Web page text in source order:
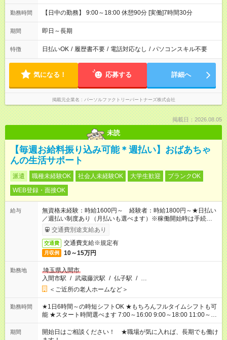
勤務時間 【日中の勤務】 9:00～18:00 休憩90分 [実働]7時間30分
期間 即日～長期
特徴 日払いOK / 履歴書不要 / 電話対応なし / パソコンスキル不要
気になる！ 応募する 詳細へ
掲載元企業名 パーソルファクトリーパートナーズ株式会社
掲載日：2026.08.05
未読
【毎週お給料振り込み可能＊週払い】おばあちゃ
んの生活サポート
派遣 職種未経験OK 社会人未経験OK 大学生歓迎
ブランクOK
WEB登録・面接OK
給与
無資格未経験：時給1600円～ 経験者：時給1800円～★日払い
／週払い制度あり（月払いも選べます）※稼働開始時は手続き完
了次第のお支払いとなります。
交通費別途支給あり
交通費 交通費支給※規定有
月収例 10～15万円
勤務地
埼玉県入間市
入間市駅 / 武蔵藤沢駅 / 仏子駅 / …
＜ご近所の老人ホームなど＞
勤務時間
★1日6時間～の時短シフトOK ★もちろんフルタイムシフトも可
能 ★スタート時間選べます 7:00～16:00 9:00～18:00 11:00～
20:00 など残業なし！ ※Wワークの場合、他のお仕事と合わせ
週40時間超の就業はご案内できません ※法令に基づき、週20時
期間
開始日はご相談ください！ ★職場が気に入れば、長期でも働け